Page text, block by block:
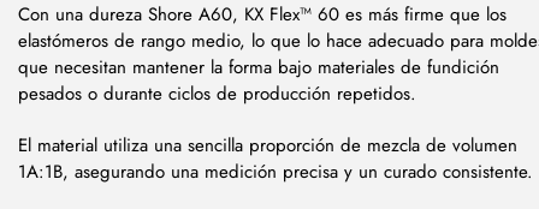
Con una dureza Shore A60, KX Flex™ 60 es más firme que los
elastómeros de rango medio, lo que lo hace adecuado para
que necesitan mantener la forma bajo materiales de fundición
pesados o durante ciclos de producción repetidos.
El material utiliza una sencilla proporción de mezcla de volumen
1A:1B, asegurando una medición precisa y un curado consistente.